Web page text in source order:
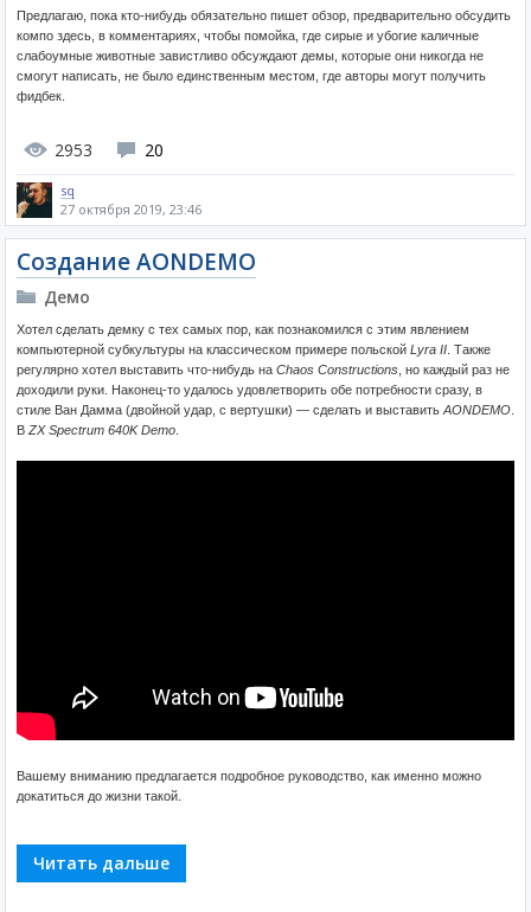
Предлагаю, пока кто-нибудь обязательно пишет обзор, предварительно обсудить
компо здесь, в комментариях, чтобы помойка, где сирые и убогие каличные
слабоумные животные завистливо обсуждают демы, которые они никогда не
смогут написать, не было единственным местом, где авторы могут получить
фидбек.
2953 20
sq
27 октября 2019, 23:46
Создание AONDEMO
Демо
Хотел сделать демку с тех самых пор, как познакомился с этим явлением
компьютерной субкультуры на классическом примере польской Lyra II . Также
регулярно хотел выставить что-нибудь на Chaos Constructions , но каждый раз не
доходили руки. Наконец-то удалось удовлетворить обе потребности сразу, в
стиле Ван Дамма (двойной удар, с вертушки) — сделать и выставить AONDEMO
В ZX Spectrum 640K Demo
Вашему вниманию предлагается подробное руководство, как именно можно
докатиться до жизни такой.
Читать дальше